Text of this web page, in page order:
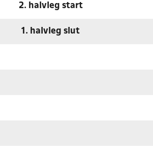
2. halvleg start
1. halvleg slut